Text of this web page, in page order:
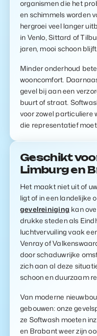
organismen die het
en schimmels worden
hergroei veel langer
in Venlo, Sittard of
jaren, mooi schoon blijft.
Minder onderhoud
wooncomfort.
gevel bij aan een
buurt of straat.
voor zowel particuliere
die representatief
Geschikt
Limburg en
Het maakt niet uit of
ligt of in een landelijke
gevelreiniging kan
drukke steden als
luchtvervuiling vaak
Venray of
door schaduwrijke
zich aan al deze
schoon en duurzaam
Van moderne
gebouwen: onze
ze Softwash moeten
en Brabant weer zijn